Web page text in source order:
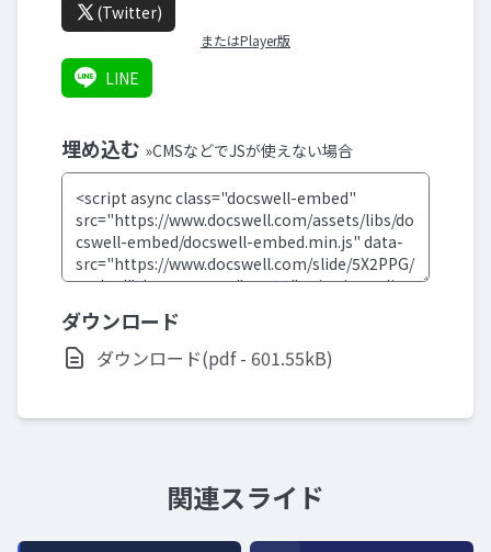
(Twitter)
またはPlayer版
LINE
埋め込む »CMSなどでJSが使えない場合
ダウンロード
ダウンロード(pdf - 601.55kB)
関連スライド